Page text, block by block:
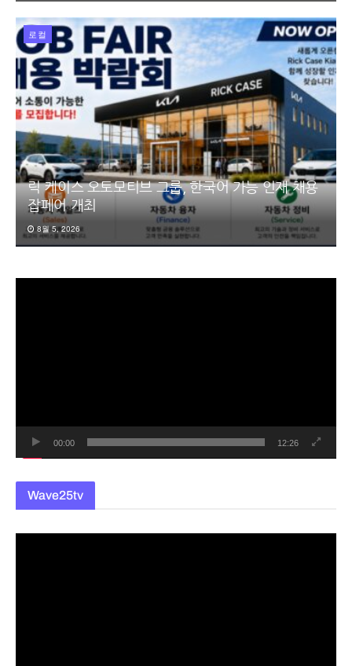
로컬
릭 케이스 오토모티브 그룹, 한국어 가능 인재 채용
잡페어 개최
8월 5, 2026
00:00 12:26
Wave25tv